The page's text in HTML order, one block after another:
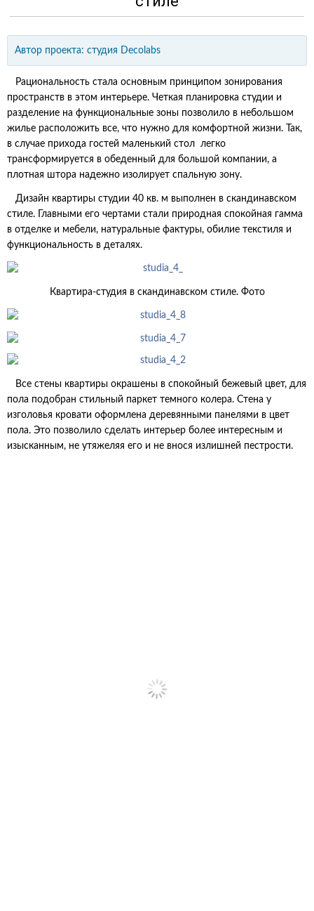
Автор проекта: студия Decolabs
Рациональность стала основным принципом зонирования
пространств в этом интерьере. Четкая планировка студии и
разделение на функциональные зоны позволило в небольшом
жилье расположить все, что нужно для комфортной жизни. Так,
в случае прихода гостей маленький стол легко
трансформируется в обеденный для большой компании, а
плотная штора надежно изолирует спальную зону.
Дизайн квартиры студии 40 кв. м выполнен в скандинавском
стиле. Главными его чертами стали природная спокойная гамма
в отделке и мебели, натуральные фактуры, обилие текстиля и
функциональность в деталях.
Квартира-студия в скандинавском стиле. Фото
Все стены квартиры окрашены в спокойный бежевый цвет, для
пола подобран стильный паркет темного колера. Стена у
изголовья кровати оформлена деревянными панелями в цвет
пола. Это позволило сделать интерьер более интересным и
изысканным, не утяжеляя его и не внося излишней пестрости.